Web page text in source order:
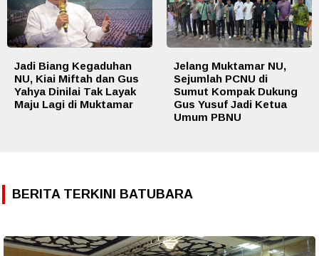
Jadi Biang Kegaduhan
NU, Kiai Miftah dan Gus
Yahya Dinilai Tak Layak
Maju Lagi di Muktamar
Jelang Muktamar NU,
Sejumlah PCNU di
Sumut Kompak Dukung
Gus Yusuf Jadi Ketua
Umum PBNU
BERITA TERKINI BATUBARA